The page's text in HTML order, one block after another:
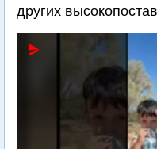
других